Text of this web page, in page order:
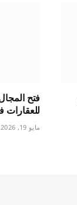
فتح
للعقارات
مايو 19, 2026